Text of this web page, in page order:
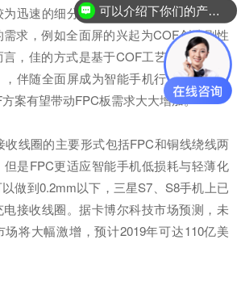
迅速的细分应用领域。智能手机的创新
求，例如全面屏的兴起为COF创造刚性
，佳的方式是基于COF工艺（即触控IC
伴随全面屏成为智能手机行业升级的确
案有望带动FPC板需求大大增加。
线圈的主要形式包括FPC和铜线绕线两
是FPC更适应智能手机低损耗与轻薄化
做到0.2mm以下，三星S7、S8手机上已
接收线圈。据卡博尔科技市场预测，未
将大幅激增，预计2019年可达110亿美
可以介绍下你们的产品么？